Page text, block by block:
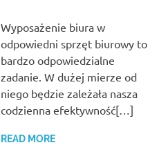
Wyposażenie biura w
odpowiedni sprzęt biurowy to
bardzo odpowiedzialne
zadanie. W dużej mierze od
niego będzie zależała nasza
codzienna efektywność[…]
READ MORE